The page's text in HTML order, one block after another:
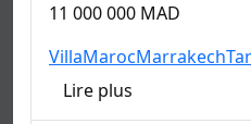
11 000 000 MAD
VillaMarocMarrakech
Lire plus